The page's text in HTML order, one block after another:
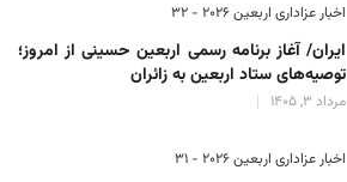
اخبار عزاداری اربعین ۲۰۲۶ - 32
ایران/ آغاز برنامه رسمی اربعین حسینی از امروز؛
توصیه‌های ستاد اربعین به زائران
مرداد 3, 1405
اخبار عزاداری اربعین ۲۰۲۶ - 31